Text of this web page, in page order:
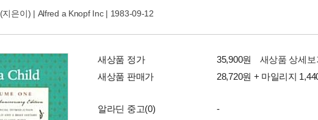
(지은이) | Alfred a Knopf Inc | 1983-09-12
새상품 정가 35,900원
새상품 상세보
새상품 판매가
28,720원 + 마일리지
알라딘 중고(0)
-